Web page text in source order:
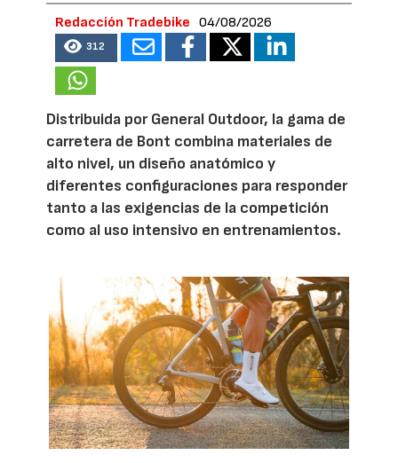
Redacción Tradebike 04/08/2026
312
Distribuida por General Outdoor, la gama de
carretera de Bont combina materiales de
alto nivel, un diseño anatómico y
diferentes configuraciones para responder
tanto a las exigencias de la competición
como al uso intensivo en entrenamientos.